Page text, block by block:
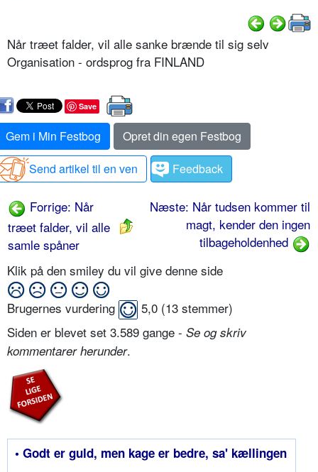
Når træet falder, vil alle sanke brænde til sig selv
Organisation - ordsprog fra FINLAND
Save
Gem i Min Festbog
Opret din egen Festbog
Send artikel til en ven
Feedback
Forrige: Når
træet falder, vil alle
samle spåner
Næste: Når tudsen kommer til
magt, kender den ingen
tilbageholdenhed
Klik på den smiley du vil give denne side
Brugernes vurdering 5,0 (13 stemmer)
Siden er blevet set 3.589 gange - Se og skriv
kommentarer herunder.
• Godt er guld, men kage er bedre, sa' kællingen